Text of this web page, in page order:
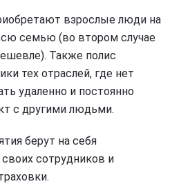
взрослые люди на
семью (во втором случае
Также полис
тех отраслей, где нет
удаленно и постоянно
с другими людьми.
берут на себя
сотрудников и